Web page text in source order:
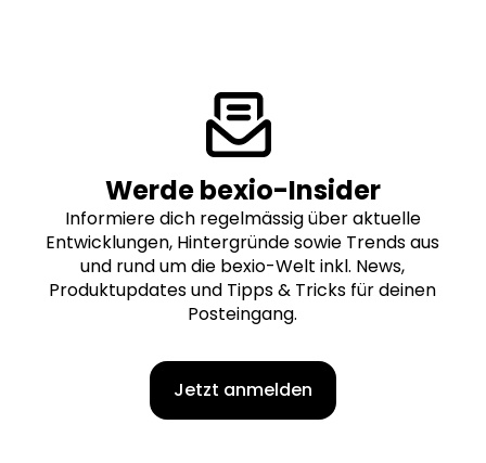
Werde bexio-Insider
Informiere dich regelmässig über aktuelle
Entwicklungen, Hintergründe sowie Trends aus
und rund um die bexio-Welt inkl. News,
Produktupdates und Tipps & Tricks für deinen
Posteingang.
Jetzt anmelden